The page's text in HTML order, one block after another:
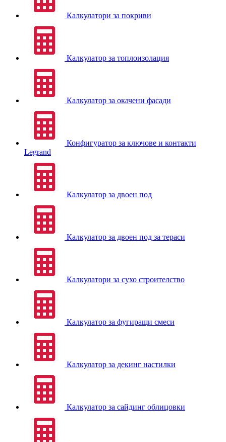
Калкулатори за покриви
Калкулатор за топлоизолация
Калкулатор за окачени фасади
Конфигуратор за ключове и контакти
Legrand
Калкулатор за двоен под
Калкулатор за двоен под за тераси
Калкулатори за сухо строителство
Калкулатор за фугиращи смеси
Калкулатор за декинг настилки
Калкулатор за сайдинг облицовки